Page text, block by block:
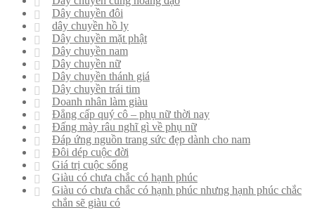
Dây chuyền đôi
dây chuyền hồ ly
Dây chuyền mặt phật
Dây chuyền nam
Dây chuyền nữ
Dây chuyền thánh giá
Dây chuyền trái tim
Doanh nhân làm giàu
Đẳng cấp quý cô – phụ nữ thời nay
Đấng mày râu nghĩ gì về phụ nữ
Đáp ứng nguồn trang sức đẹp dành cho nam
Đôi dép cuộc đời
Giá trị cuộc sống
Giàu có chưa chắc có hạnh phúc
Giàu có chưa chắc có hạnh phúc nhưng hạnh phúc chắc
chắn sẽ giàu có